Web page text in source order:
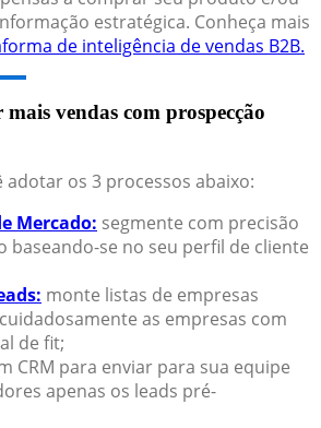
estratégica. Conheça mais
de inteligência de vendas B2B.
vendas com prospecção
adotar os 3 processos abaixo:
Mercado: segmente com precisão
baseando-se no seu perfil de cliente
monte listas de empresas
as empresas com
de fit;
CRM para enviar para sua equipe
apenas os leads pré-